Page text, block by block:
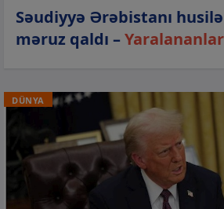
Səudiyyə Ərəbistanı
məruz qaldı –
DÜNYA